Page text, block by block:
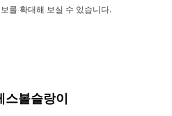
를 확대해 보실 수 있습니다.
볼슬랑이